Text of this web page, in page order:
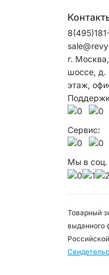
г.
шоссе, д.
этаж,
Сервис:
Мы в соц.
Товарный
выданного